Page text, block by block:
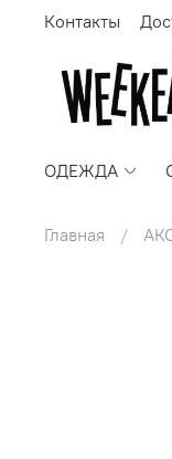
Контакты
ОДЕЖДА
Главная